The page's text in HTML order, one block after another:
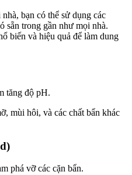
bạn có thể sử dụng các
sẵn trong gần như mọi nhà.
biến và hiệu quả để làm dung
tăng độ pH.
mùi hôi, và các chất bẩn khác
phá vỡ các cặn bẩn.